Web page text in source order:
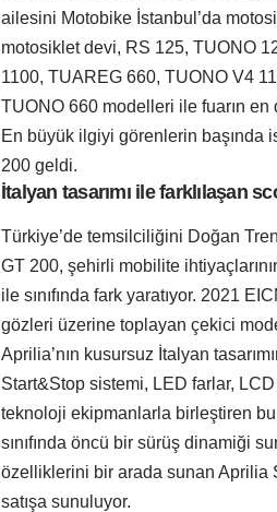
ailesini Motobike İstanbul’da
motosiklet devi, RS 125, TUONO
1100, TUAREG 660, TUONO V4
TUONO 660 modelleri ile fuarın en
En büyük ilgiyi görenlerin başında
200 geldi.
İtalyan tasarımı ile farklılaşan
Türkiye’de temsilciliğini Doğan
GT 200, şehirli mobilite
ile sınıfında fark yaratıyor. 2021
gözleri üzerine toplayan çekici
Aprilia’nın kusursuz İtalyan
Start&Stop sistemi, LED farlar,
teknoloji ekipmanlarla birleştiren
sınıfında öncü bir sürüş dinamiği
özelliklerini bir arada sunan Aprilia
satışa sunuluyor.